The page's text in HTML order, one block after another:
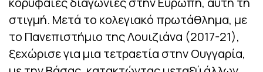
στιγμή. Μετά το κολεγιακό πρωτάθλημα, με
το Πανεπιστήμιο της Λουιζιάνα (2017-21),
ξεχώρισε για μια τετραετία στην Ουγγαρία,